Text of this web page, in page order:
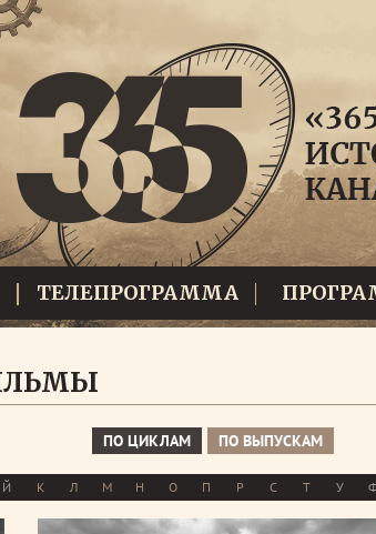
ТЕЛЕПРОГРАММА
ПО ЦИКЛАМ ПО ВЫПУСКАМ
Й К Л М Н О П Р С Т У